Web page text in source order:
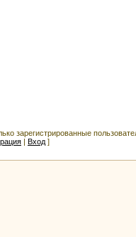
зарегистрированные
| Вход ]